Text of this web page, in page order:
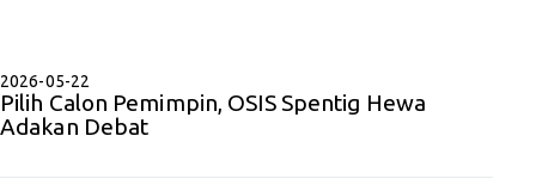
2026-05-22
Pilih Calon Pemimpin, OSIS Spentig Hewa
Adakan Debat